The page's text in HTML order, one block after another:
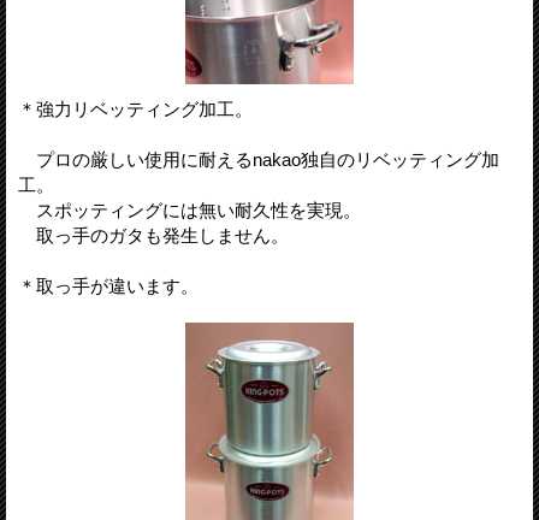
＊強力リベッティング加工。
プロの厳しい使用に耐えるnakao独自のリベッティング加
工。
スポッティングには無い耐久性を実現。
取っ手のガタも発生しません。
＊取っ手が違います。